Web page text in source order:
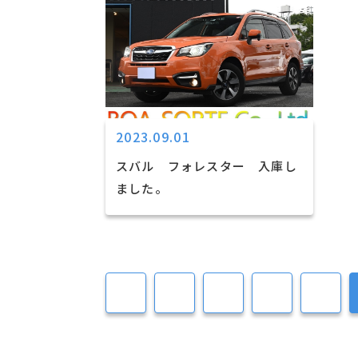
2023.09.01
スバル フォレスター 入庫し
ました。